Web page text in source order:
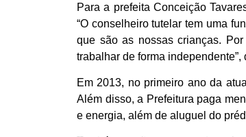
Para a prefeita Conceição
“O conselheiro tutelar tem uma
que são as nossas crianças.
trabalhar de forma independente”,
Em 2013, no primeiro ano da
Além disso, a Prefeitura paga
e energia, além de aluguel do